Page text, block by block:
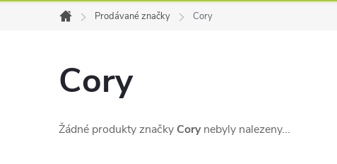
Domů
Prodávané značky Cory
Cory
Žádné produkty značky Corynebyly nalezeny...